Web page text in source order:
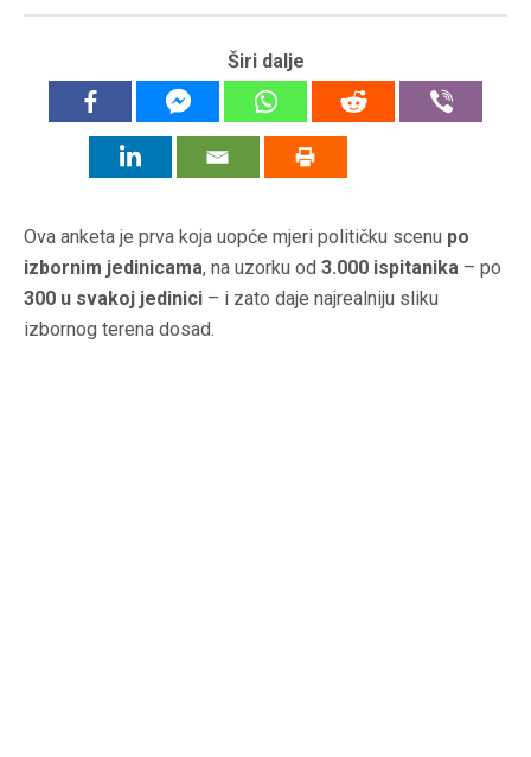
Širi dalje
Ova anketa je prva koja uopće mjeri političku scenu po
izbornim jedinicama, na uzorku od 3.000 ispitanika – po
300 u svakoj jedinici – i zato daje najrealniju sliku
izbornog terena dosad.